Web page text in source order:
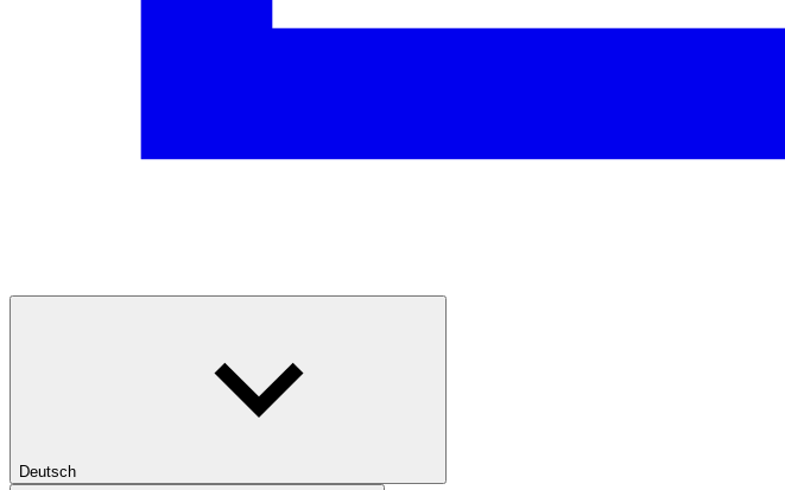
Deutsch